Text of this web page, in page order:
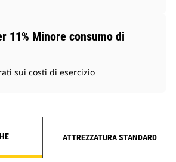
11% Minore consumo di
sui costi di esercizio
ATTREZZATURA STANDARD